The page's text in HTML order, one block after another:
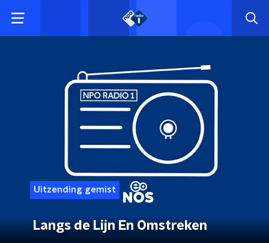
Uitzending gemist
Langs de Lijn En Omstreken